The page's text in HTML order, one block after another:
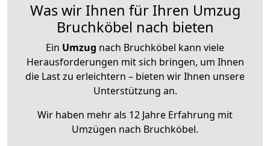
Was wir Ihnen für Ihren Umzug
Bruchköbel nach bieten
Ein Umzug nach Bruchköbel kann viele
Herausforderungen mit sich bringen, um Ihnen
die Last zu erleichtern – bieten wir Ihnen unsere
Unterstützung an.
Wir haben mehr als 12 Jahre Erfahrung mit
Umzügen nach Bruchköbel.